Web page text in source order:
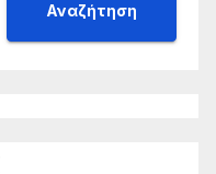
Αναζήτηση